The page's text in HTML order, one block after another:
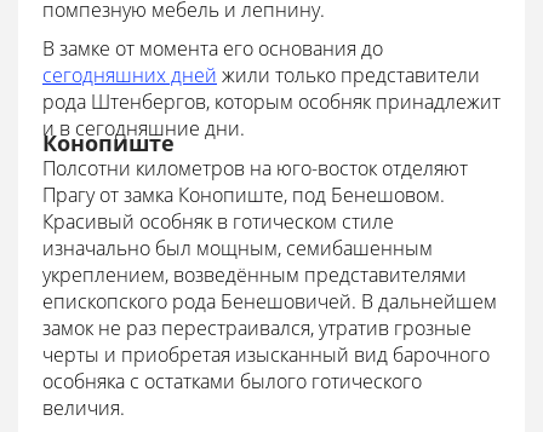
помпезную мебель и лепнину.
В замке от момента его основания до
сегодняшних дней жили только представители
рода Штенбергов, которым особняк принадлежит
и в сегодняшние дни.
Конопиште
Полсотни километров на юго-восток отделяют
Прагу от замка Конопиште, под Бенешовом.
Красивый особняк в готическом стиле
изначально был мощным, семибашенным
укреплением, возведённым представителями
епископского рода Бенешовичей. В дальнейшем
замок не раз перестраивался, утратив грозные
черты и приобретая изысканный вид барочного
особняка с остатками былого готического
величия.